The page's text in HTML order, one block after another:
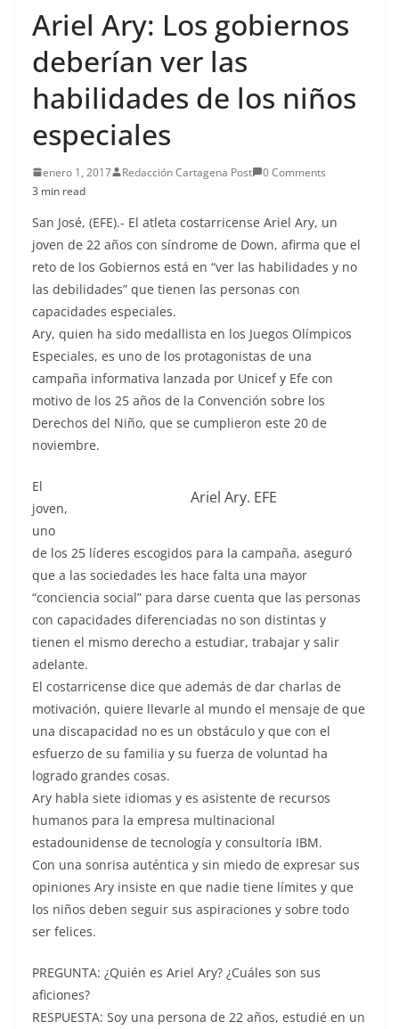
Ariel Ary: Los gobiernos
deberían ver las
habilidades de los niños
especiales
enero 1, 2017 Redacción Cartagena Post
0 Comments
3 min read
San José, (EFE).- El atleta costarricense Ariel Ary, un
joven de 22 años con síndrome de Down, afirma que el
reto de los Gobiernos está en “ver las habilidades y no
las debilidades” que tienen las personas con
capacidades especiales.
Ary, quien ha sido medallista en los Juegos Olímpicos
Especiales, es uno de los protagonistas de una
campaña informativa lanzada por Unicef y Efe con
motivo de los 25 años de la Convención sobre los
Derechos del Niño, que se cumplieron este 20 de
noviembre.
Ariel Ary. EFE
El
joven,
uno
de los 25 líderes escogidos para la campaña, aseguró
que a las sociedades les hace falta una mayor
“conciencia social” para darse cuenta que las personas
con capacidades diferenciadas no son distintas y
tienen el mismo derecho a estudiar, trabajar y salir
adelante.
El costarricense dice que además de dar charlas de
motivación, quiere llevarle al mundo el mensaje de que
una discapacidad no es un obstáculo y que con el
esfuerzo de su familia y su fuerza de voluntad ha
logrado grandes cosas.
Ary habla siete idiomas y es asistente de recursos
humanos para la empresa multinacional
estadounidense de tecnología y consultoría IBM.
Con una sonrisa auténtica y sin miedo de expresar sus
opiniones Ary insiste en que nadie tiene límites y que
los niños deben seguir sus aspiraciones y sobre todo
ser felices.
PREGUNTA: ¿Quién es Ariel Ary? ¿Cuáles son sus
aficiones?
RESPUESTA: Soy una persona de 22 años, estudié en un